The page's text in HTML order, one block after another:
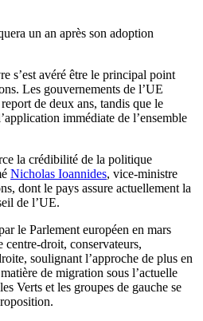
un an après son adoption
s’est avéré être le principal point
Les gouvernements de l’UE
de deux ans, tandis que le
immédiate de l’ensemble
la crédibilité de la politique
Nicholas Ioannides, vice-ministre
dont le pays assure actuellement la
de l’UE.
le Parlement européen en mars
centre-droit, conservateurs,
soulignant l’approche de plus en
de migration sous l’actuelle
Verts et les groupes de gauche se